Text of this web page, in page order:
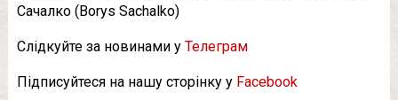
Сачалко (Borys Sachalko)
Слідкуйте за новинами у Телеграм
Підписуйтеся на нашу сторінку у Facebook